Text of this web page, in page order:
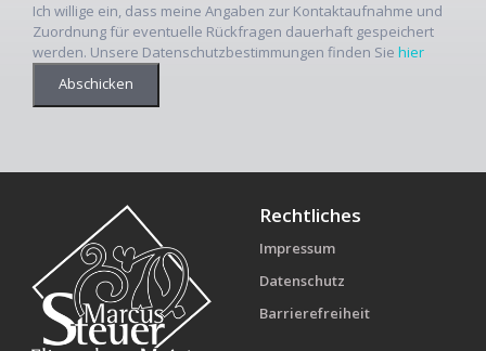
Ich willige ein, dass meine Angaben zur Kontaktaufnahme und
Zuordnung für eventuelle Rückfragen dauerhaft gespeichert
werden. Unsere Datenschutzbestimmungen finden Sie hier
Abschicken
Rechtliches
Impressum
Datenschutz
Barrierefreiheit